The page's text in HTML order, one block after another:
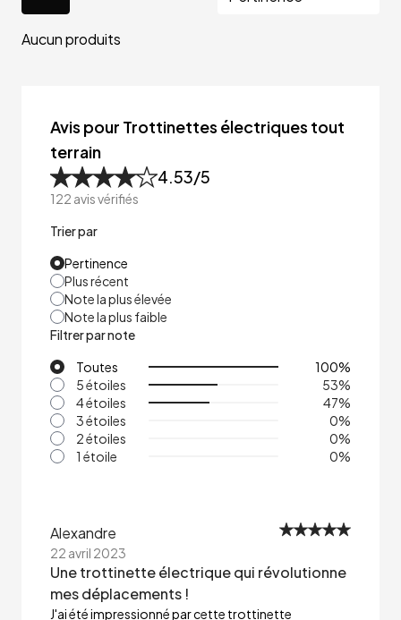
Aucun produits
Avis pour Trottinettes électriques tout
terrain
4.53/5
122 avis vérifiés
Trier par
Pertinence
Plus récent
Note la plus élevée
Note la plus faible
Filtrer par note
Toutes
100%
5 étoiles
53%
4 étoiles
47%
3 étoiles
0%
2 étoiles
0%
1 étoile
0%
Alexandre
22 avril 2023
Une trottinette électrique qui révolutionne
mes déplacements !
J'ai été impressionné par cette trottinette